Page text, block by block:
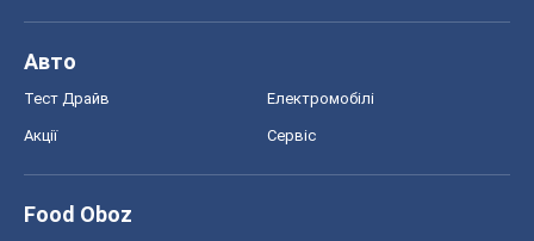
Авто
Тест Драйв Електромобілі
Акції Сервіс
Food Oboz